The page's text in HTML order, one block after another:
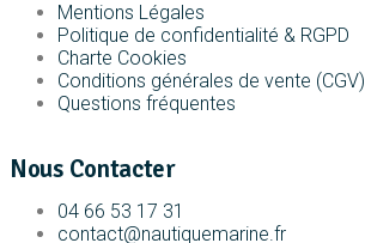
Mentions Légales
Politique de confidentialité & RGPD
Charte Cookies
Conditions générales de vente (CGV)
Questions fréquentes
Nous Contacter
04 66 53 17 31
contact@nautiquemarine.fr